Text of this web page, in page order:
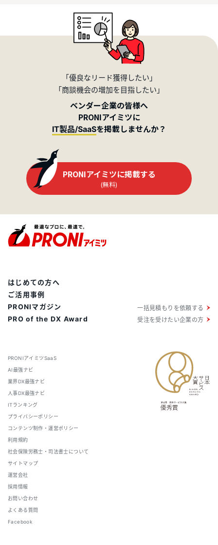
「優良なリード獲得したい」
「商談機会の増加を目指したい」
ベンダー企業の皆様へ
PRONIアイミツに
IT製品/SaaSを掲載しませんか？
PRONIアイミツに掲載する
(無料)
PRONIアイミツSaaS
AI最強ナビ
業界DX最強ナビ
人事DX最強ナビ
ITランキング
プライバシーポリシー
コンテンツ制作・運営ポリシー
利用規約
社会保険労務士・司法書士について
サイトマップ
運営会社
採用情報
お問い合わせ
よくある質問
Facebook
はじめての方へ
ご活用事例
PRONIマガジン
PRO of the DX Award
一括見積もりを依頼する
受注を受けたい企業の方